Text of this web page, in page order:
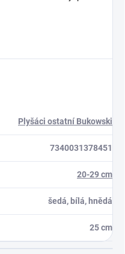
Plyšáci ostatní Bukowski
7340031378451
20-29 cm
šedá, bílá, hnědá
25 cm